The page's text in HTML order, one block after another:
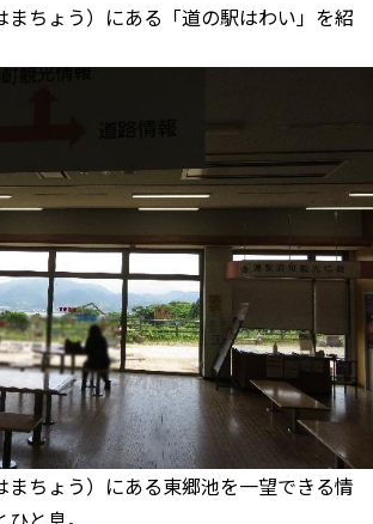
まちょう）にある「道の駅はわい」を紹
まちょう）にある東郷池を一望できる情